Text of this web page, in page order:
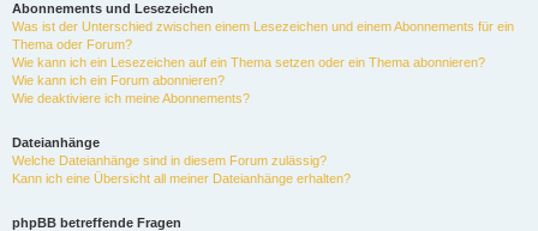
Abonnements und Lesezeichen
Was ist der Unterschied zwischen einem Lesezeichen und einem Abonnements für ein
Thema oder Forum?
Wie kann ich ein Lesezeichen auf ein Thema setzen oder ein Thema abonnieren?
Wie kann ich ein Forum abonnieren?
Wie deaktiviere ich meine Abonnements?
Dateianhänge
Welche Dateianhänge sind in diesem Forum zulässig?
Kann ich eine Übersicht all meiner Dateianhänge erhalten?
phpBB betreffende Fragen